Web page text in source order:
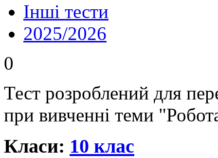
Інші тести
2025/2026
0
Тест розроблений для
при вивченні теми
Класи: 10 клас